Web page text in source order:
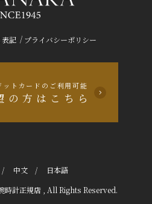
表記 / プライバシーポリシー
トカードのご利用可能
の方はこちら
/ 中文 / 日本語
計正規店 , All Rights Reserved.